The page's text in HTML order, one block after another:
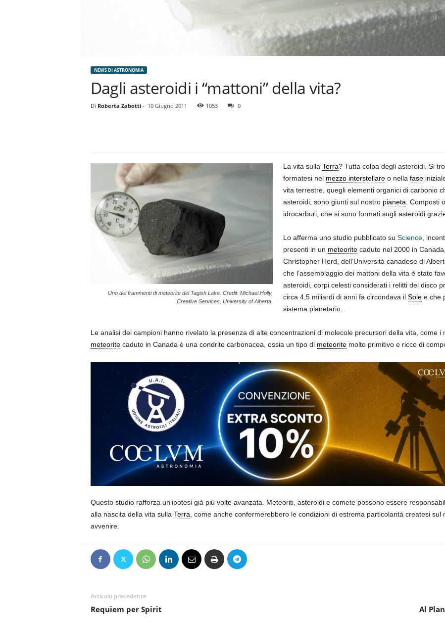
NEWS DI ASTRONOMIA
Dagli asteroidi i “mattoni” della vita?
Di Roberta Zabotti- 10 Giugno 2011 1053 0
Uno dei frammenti di meteorite del Tagish Lake. Credit: Michael Holly,
Creative Services, University of Alberta.
La vita sulla Terra? Tutta colpa degli asteroidi. Si
formatesi nel mezzo interstellareo nella fase
vita terrestre, quegli elementi organici di carbonio
asteroidi, sono giunti sul nostro pianeta . Composti
idrocarburi, che si sono formati sugli asteroidi
Lo afferma uno studio pubblicato su Science,
presenti in un meteoritecaduto nel 2000 in
Christopher Herd, dell’Università canadese di
che l’assemblaggio dei mattoni della vita è stato
asteroidi, corpi celesti considerati i relitti del disco
circa 4,5 miliardi di anni fa circondava il Solee che
sistema planetario.
Le analisi dei campioni hanno rivelato la presenza di alte concentrazioni di molecole precursori della vita, come
meteoritecaduto in Canada è una condrite carbonacea, ossia un tipo di meteoritemolto primitivo e ricco di
Questo studio rafforza un’ipotesi già più volte avanzata. Meteoriti, asteroidi e comete possono essere
alla nascita della vita sulla Terra , come anche confermerebbero le condizioni di estrema particolarità createsi sul
avvenire.
Articolo precedente
Requiem per Spirit Al